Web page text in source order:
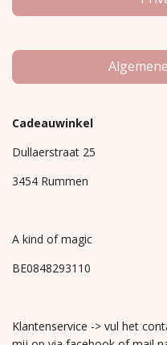
Cadeauwinkel
Dullaerstraat 25
3454 Rummen
A kind of magic
BE0848293110
Klantenservice -> vul het